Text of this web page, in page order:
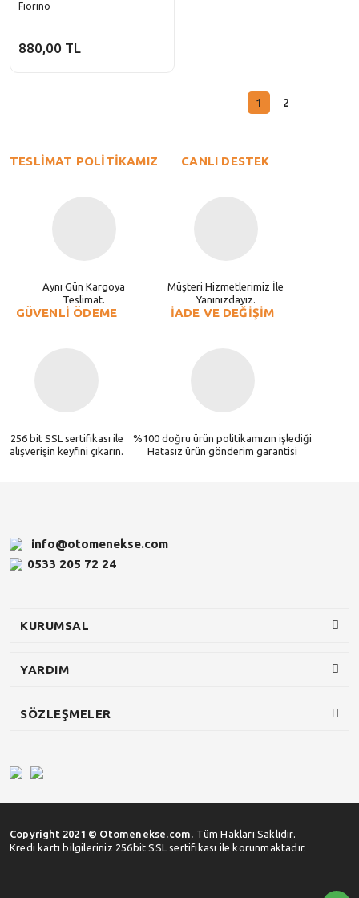
Fiorino
880,00 TL
1 2
TESLİMAT POLİTİKAMIZ
Aynı Gün Kargoya
Teslimat.
CANLI DESTEK
Müşteri Hizmetlerimiz İle
Yanınızdayız.
GÜVENLİ ÖDEME
256 bit SSL sertifikası ile
alışverişin keyfini çıkarın.
İADE VE DEĞİŞİM
%100 doğru ürün politikamızın işlediği
Hatasız ürün gönderim garantisi
info@otomenekse.com
0533 205 72 24
KURUMSAL
YARDIM
SÖZLEŞMELER
Copyright 2021 © Otomenekse.com. Tüm Hakları Saklıdır.
Kredi kartı bilgileriniz 256bit SSL sertifikası ile korunmaktadır.